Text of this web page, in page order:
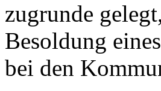
zugrunde
Besoldung
bei den